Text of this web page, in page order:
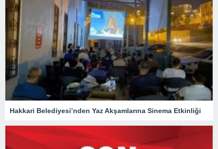
Hakkari Belediyesi’nden Yaz Akşamlarına Sinema Etkinliği